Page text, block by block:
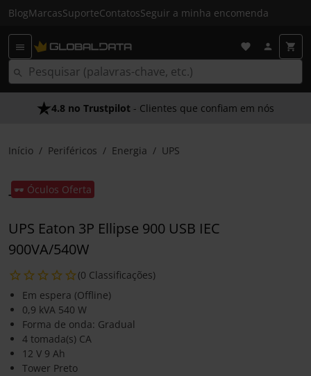
BlogMarcasSuporteContatosSeguir a minha encomenda
4.8 no Trustpilot - Clientes que confiam em nós
Início Periféricos Energia UPS
🕶️ Óculos Oferta
UPS Eaton 3P Ellipse 900 USB IEC
900VA/540W
(0 Classificações)
Em espera (Offline)
0,9 kVA 540 W
Forma de onda: Gradual
4 tomada(s) CA
12 V 9 Ah
Tower Preto